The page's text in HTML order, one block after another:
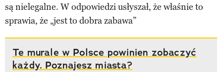
są nielegalne. W odpowiedzi usłyszał, że właśnie to
sprawia, że ​​​​„jest to dobra zabawa”
Te murale w Polsce powinien zobaczyć
każdy. Poznajesz miasta?